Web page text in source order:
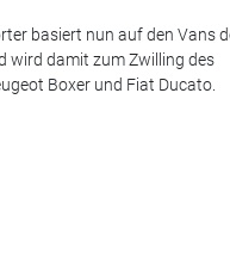
basiert nun auf den Vans
wird damit zum Zwilling des
Boxer und Fiat Ducato.